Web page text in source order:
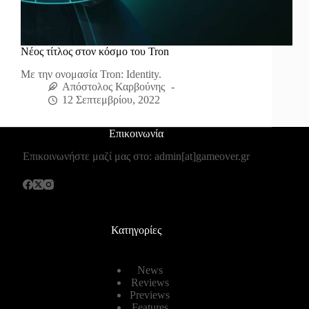
Νέος τίτλος στον κόσμο του Tron
Με την ονομασία Tron: Identity.
Απόστολος Καρβούνης
12 Σεπτεμβρίου, 2022
Επικοινωνία
Επικοινωνήστε μαζί μας στο: admin[at]gameover.gr
Κατηγορίες
News
Reviews
Previews